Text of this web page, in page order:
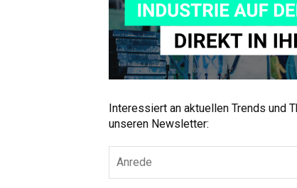
Interessiert an aktuellen Trends und
unseren Newsletter: